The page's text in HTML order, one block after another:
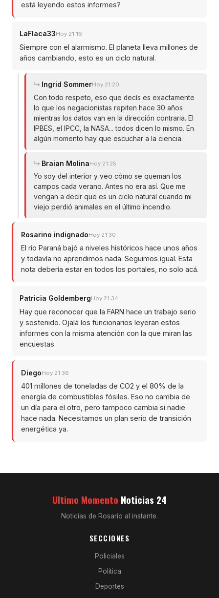
está leyendo estos informes?
LaFlaca33Hoy 21:16
Siempre con el alarmismo. El planeta lleva millones de
años cambiando, esto es un ciclo natural.
Ingrid SommerHoy 21:20
Con todo respeto, eso que decís es exactamente
lo que los negacionistas repiten hace 30 años
mientras los datos van en la dirección contraria. El
IPBES, el IPCC, la NASA... todos dicen lo mismo. En
algún momento hay que escuchar a la ciencia.
Braian MolinaHoy 21:25
Yo soy del interior y veo cómo se queman los
campos cada verano. Antes no era así. Que me
vengan a decir que es un ciclo natural cuando mi
viejo perdió animales en el último incendio.
Rosarino indignadoHoy 21:30
El río Paraná bajó a niveles históricos hace unos años
y todavía no aprendimos nada. Seguimos igual. Esta
nota debería estar en todos los portales, no solo acá.
Patricia GoldembergHoy 21:34
Hay que reconocer que la FARN hace un trabajo serio
y sostenido. Ojalá los funcionarios leyeran estos
informes con la misma atención con la que miran las
encuestas.
DiegoHoy 21:36
401 millones de toneladas de CO2 y el 80% de la
energía de combustibles fósiles. Eso no cambia de
un día para el otro, pero tampoco cambia si nadie
hace nada. Necesitamos un plan serio de transición
energética ya.
Ultimo Momento Noticias 24
Noticias de Rosario al instante.
SECCIONES
Policiales
Politica
Deportes